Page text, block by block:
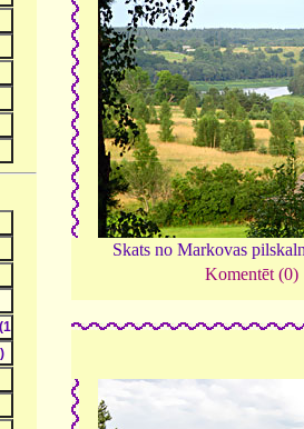
Skats no Markovas
Komentēt (0)